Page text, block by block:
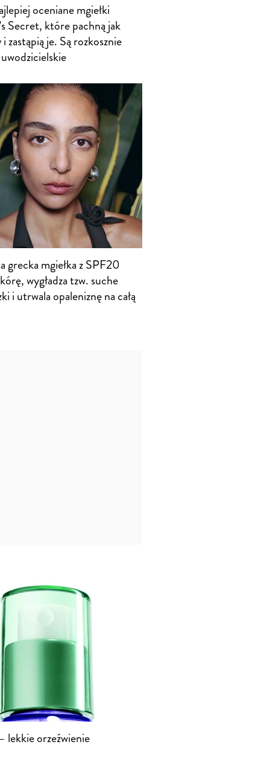
oceniane mgiełki
Secret, które pachną jak
zastąpią je. Są rozkosznie
grecka mgiełka z SPF20
wygładza tzw. suche
i utrwala opaleniznę na całą
lekkie orzeźwienie